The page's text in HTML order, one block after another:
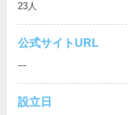
23人
公式サイトURL
---
設立日